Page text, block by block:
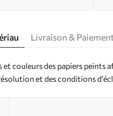
Livraison &
et couleurs des papiers peints
et des conditions